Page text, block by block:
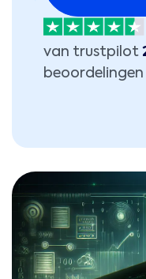
van trustpilot
beoordelingen